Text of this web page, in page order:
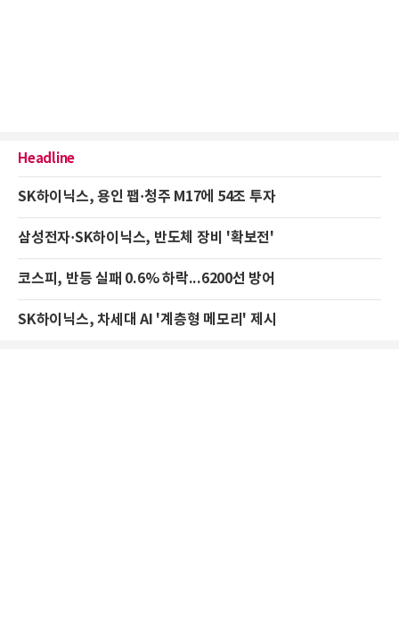
Headline
SK하이닉스, 용인 팹·청주 M17에 54조 투자
삼성전자·SK하이닉스, 반도체 장비 '확보전'
코스피, 반등 실패 0.6% 하락...6200선 방어
SK하이닉스, 차세대 AI '계층형 메모리' 제시